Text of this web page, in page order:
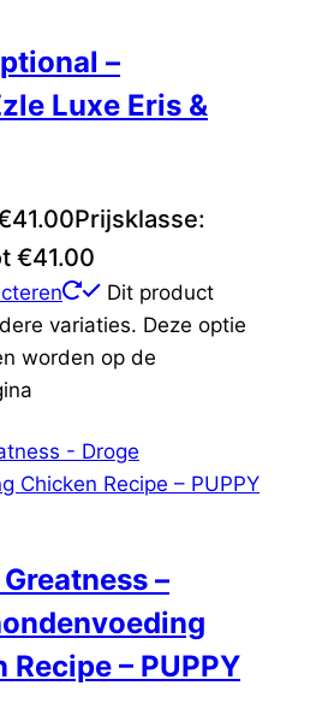
–
Luxe Eris &
41.00Prijsklasse:
€41.00
Dit product
variaties. Deze optie
worden op de
–
Recipe – PUPPY